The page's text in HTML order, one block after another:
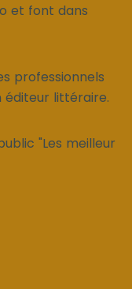
et font dans
professionnels
éditeur littéraire.
"Les meilleur